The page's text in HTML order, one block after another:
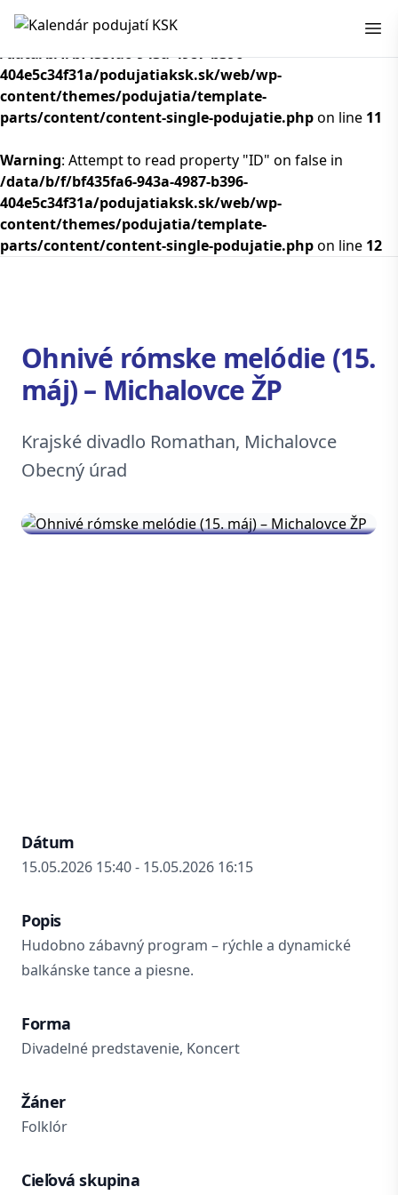
Kalendár podujatí KSK
Warning: Attempt to read property "ID" on false in
/data/b/f/bf435fa6-943a-4987-b396-
404e5c34f31a/podujatiaksk.sk/web/wp-
content/themes/podujatia/template-
parts/content/content-single-podujatie.phpon line 11
Warning: Attempt to read property "ID" on false in
/data/b/f/bf435fa6-943a-4987-b396-
404e5c34f31a/podujatiaksk.sk/web/wp-
content/themes/podujatia/template-
parts/content/content-single-podujatie.phpon line 12
Ohnivé rómske melódie (15.
máj) – Michalovce ŽP
Krajské divadlo Romathan, Michalovce
Obecný úrad
Dátum
15.05.2026 15:40 - 15.05.2026 16:15
Popis
Hudobno zábavný program – rýchle a dynamické
balkánske tance a piesne.
Forma
Divadelné predstavenie, Koncert
Žáner
Folklór
Cieľová skupina